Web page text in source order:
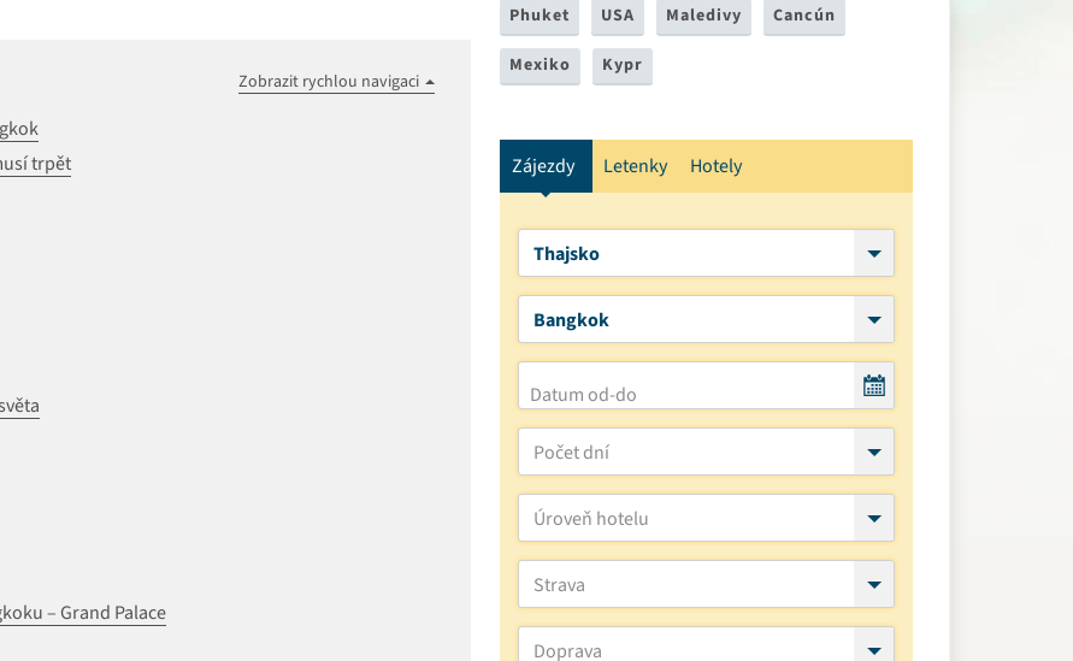
Zobrazit rychlou navigaci
trpět
– Grand Palace
Phuket USA Maledivy Cancún
Mexiko Kypr
Zájezdy Letenky Hotely
Thajsko
Bangkok
Počet dní
Úroveň hotelu
Strava
Doprava